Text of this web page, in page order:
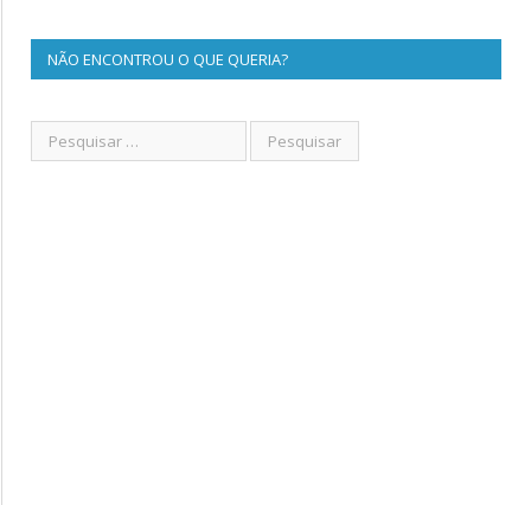
NÃO ENCONTROU O QUE QUERIA?